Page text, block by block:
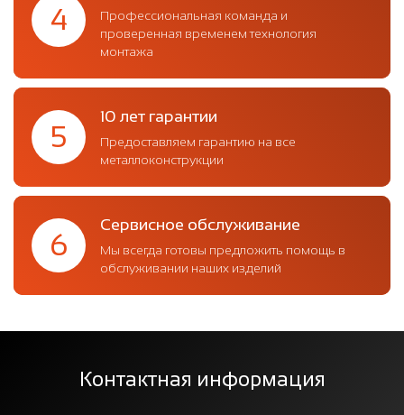
4
Профессиональная команда и
проверенная временем технология
монтажа
5
10 лет гарантии
Предоставляем гарантию на все
металлоконструкции
6
Сервисное обслуживание
Мы всегда готовы предложить помощь в
обслуживании наших изделий
Контактная информация